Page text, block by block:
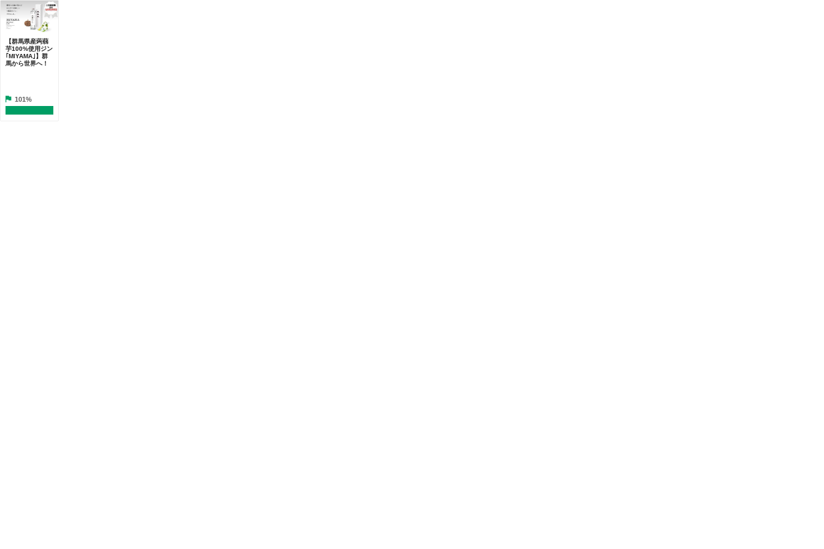
【群馬県産蒟蒻
芋100%使用ジン
｢MIYAMA｣】群
馬から世界へ！
101%